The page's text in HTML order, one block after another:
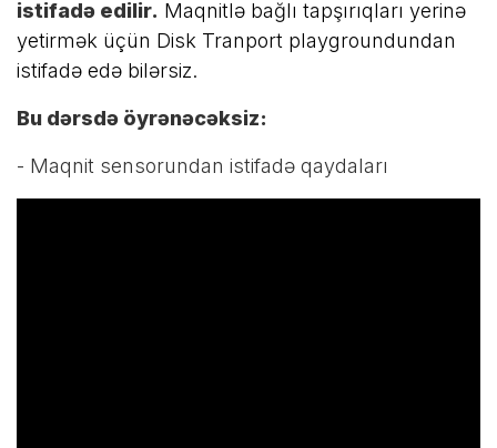
istifadə edilir. Maqnitlə bağlı tapşırıqları yerinə
yetirmək üçün Disk Tranport playgroundundan
istifadə edə bilərsiz.
Bu dərsdə öyrənəcəksiz:
- Maqnit sensorundan istifadə qaydaları